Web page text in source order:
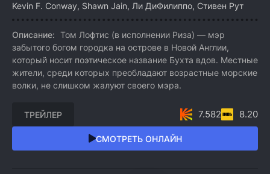
Kevin F. Conway, Shawn Jain, Ли ДиФилиппо, Стивен Рут
Описание: Том Лофтис (в исполнении Риза) — мэр
забытого богом городка на острове в Новой Англии,
который носит поэтическое название Бухта вдов. Местные
жители, среди которых преобладают возрастные морские
волки, не слишком жалуют своего мэра.
СМОТРЕТЬ ОНЛАЙН
ТРЕЙЛЕР 7.582 8.20